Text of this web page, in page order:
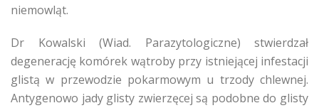
niemowląt.
Dr Kowalski (Wiad. Parazytologiczne) stwierdzał
degenerację komórek wątroby przy istniejącej infestacji
glistą w przewodzie pokarmowym u trzody chlewnej.
Antygenowo jady glisty zwierzęcej są podobne do glisty